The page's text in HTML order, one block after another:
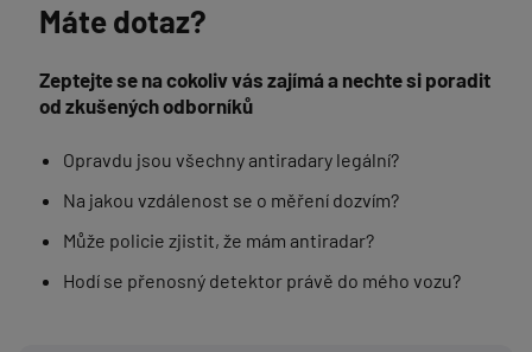
Máte dotaz?
Zeptejte se na cokoliv vás zajímá a nechte si poradit
od zkušených odborníků
Opravdu jsou všechny antiradary legální?
Na jakou vzdálenost se o měření dozvím?
Může policie zjistit, že mám antiradar?
Hodí se přenosný detektor právě do mého vozu?